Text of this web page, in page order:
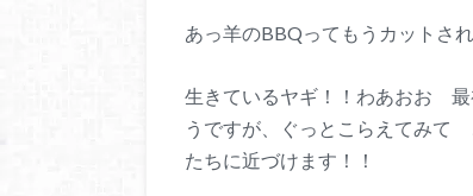
あっ羊のBBQってもうカットさ
生きているヤギ！！わあおお 最
うですが、ぐっとこらえてみて
たちに近づけます！！